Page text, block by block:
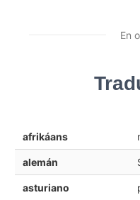
En
afrikáans
alemán
asturiano